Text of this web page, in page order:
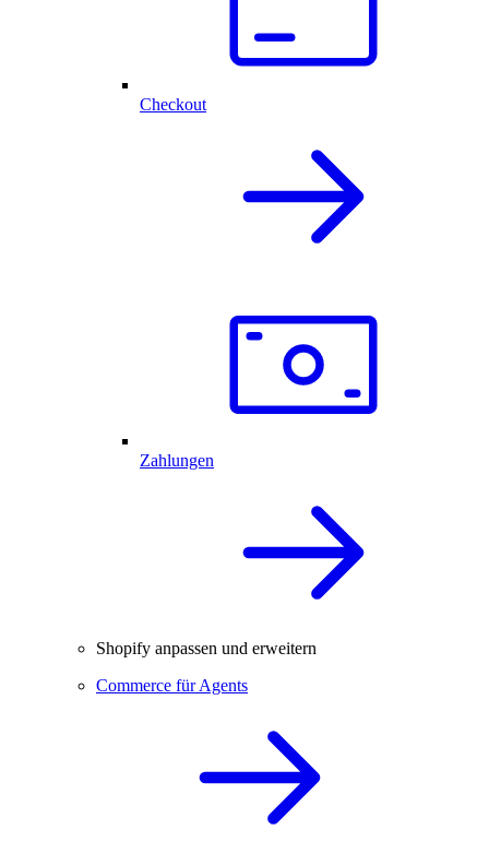
Checkout
Zahlungen
Shopify anpassen und erweitern
Commerce für Agents